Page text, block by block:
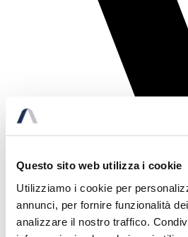
Questo sito web utilizza i cookie
Utilizziamo i cookie per
annunci, per fornire funzionalità
analizzare il nostro traffico.